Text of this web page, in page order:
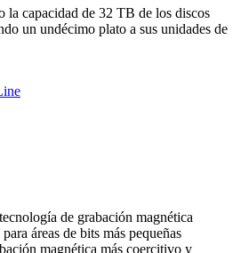
la capacidad de 32 TB de los discos
un undécimo plato a sus unidades de
de grabación magnética
áreas de bits más pequeñas
magnética más coercitivo y